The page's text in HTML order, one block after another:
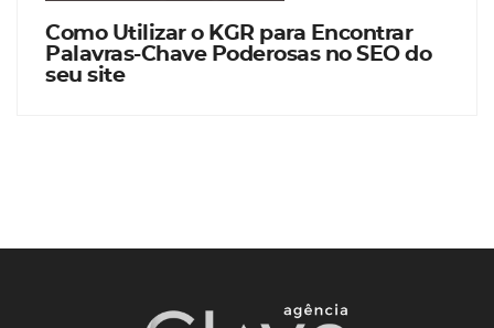
Como Utilizar o KGR para Encontrar
Palavras-Chave Poderosas no SEO do
seu site